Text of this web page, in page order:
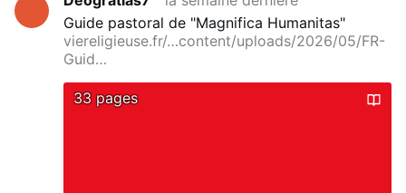
Guide pastoral de "Magnifica Humanitas"
viereligieuse.fr/…content/uploads/2026/05/FR-
Guid…
33 pages